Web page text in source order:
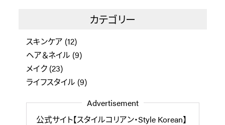
カテゴリー
スキンケア (12)
ヘア＆ネイル (9)
メイク(23)
ライフスタイル (9)
Advertisement
公式サイト【スタイルコリアン・Style Korean】